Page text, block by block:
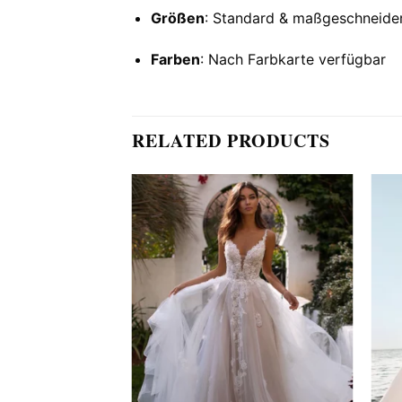
Größen: Standard &
Farben: Nach Farbkarte verfügbar
RELATED PRODUCTS